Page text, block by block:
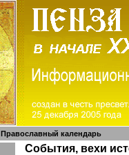
Православный календарь
События, вехи